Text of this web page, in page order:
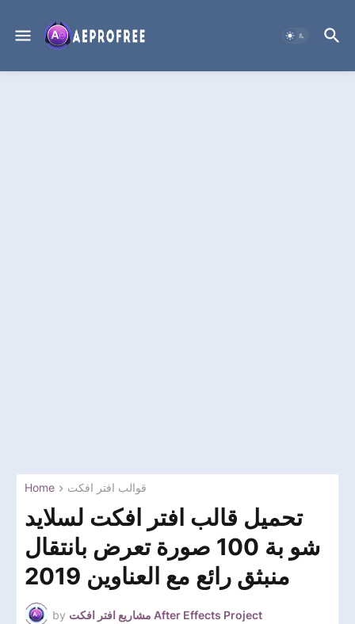
Home قوالب افتر افكت
تحميل قالب افتر افكت لسلايد
شو بة 100 صورة تعرض بانتقال
منبثق رائع مع العناوين 2019
by
مشاريع افتر افكت After Effects Project